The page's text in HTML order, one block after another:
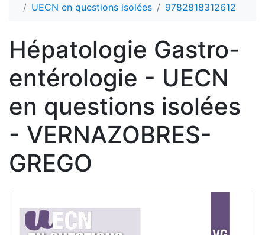
UECN en questions isolées
9782818312612
Hépatologie Gastro-
entérologie - UECN
en questions isolées
- VERNAZOBRES-
GREGO